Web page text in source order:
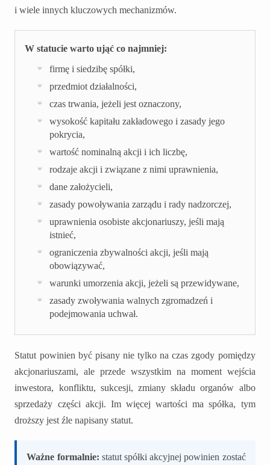
i wiele innych kluczowych mechanizmów.
W statucie warto ująć co najmniej:
firmę i siedzibę spółki,
przedmiot działalności,
czas trwania, jeżeli jest oznaczony,
wysokość kapitału zakładowego i zasady jego
pokrycia,
wartość nominalną akcji i ich liczbę,
rodzaje akcji i związane z nimi uprawnienia,
dane założycieli,
zasady powoływania zarządu i rady nadzorczej,
uprawnienia osobiste akcjonariuszy, jeśli mają
istnieć,
ograniczenia zbywalności akcji, jeśli mają
obowiązywać,
warunki umorzenia akcji, jeżeli są przewidywane,
zasady zwoływania walnych zgromadzeń i
podejmowania uchwał.
Statut powinien być pisany nie tylko na czas zgody pomiędzy
akcjonariuszami, ale przede wszystkim na moment wejścia
inwestora, konfliktu, sukcesji, zmiany składu organów albo
sprzedaży części akcji. Im więcej wartości ma spółka, tym
droższy jest źle napisany statut.
Ważne formalnie: statut spółki akcyjnej powinien zostać